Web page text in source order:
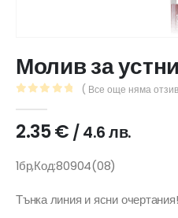
Молив за
( Все още няма
2.35€ / 4.6 лв.
1бр,Код:80904(08)
Тънка линия и ясни очертания!